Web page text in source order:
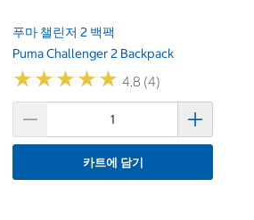
푸마 챌린저 2 백팩
Puma Challenger 2 Backpack
★★★★★
★★★★★ 4.8 (4)
카트에 담기